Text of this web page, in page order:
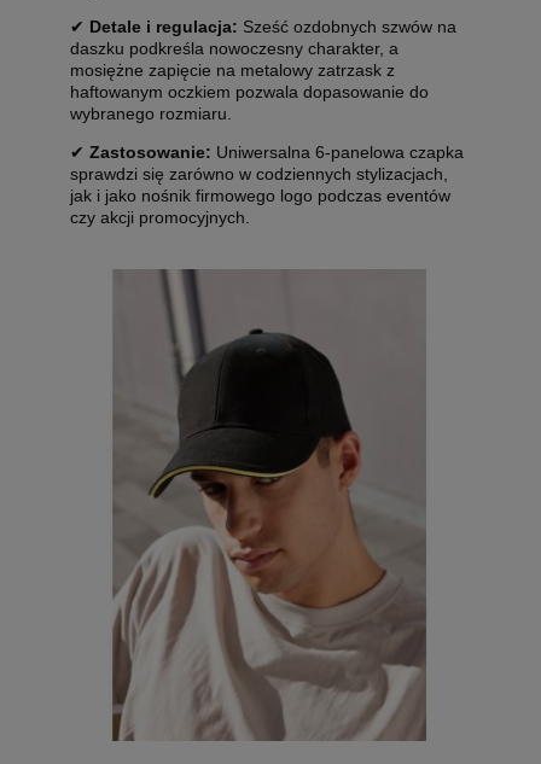
✔ Detale i regulacja: Sześć ozdobnych szwów na
daszku podkreśla nowoczesny charakter, a
mosiężne zapięcie na metalowy zatrzask z
haftowanym oczkiem pozwala dopasowanie do
wybranego rozmiaru.
✔ Zastosowanie: Uniwersalna 6-panelowa czapka
sprawdzi się zarówno w codziennych stylizacjach,
jak i jako nośnik firmowego logo podczas eventów
czy akcji promocyjnych.